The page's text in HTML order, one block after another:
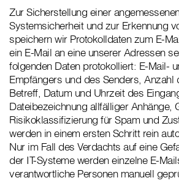
Zur Sicherstellung einer
Systemsicherheit und zur Erkennung
speichern wir Protokolldaten zum E-
ein E-Mail an eine unserer Adressen
folgenden Daten protokolliert: E-Mail-
Empfängers und des Senders, Anzahl
Betreff, Datum und Uhrzeit des
Dateibezeichnung allfälliger Anhänge,
Risikoklassifizierung für Spam und
werden in einem ersten Schritt rein
Nur im Fall des Verdachts auf eine
der IT-Systeme werden einzelne E-
verantwortliche Personen manuell